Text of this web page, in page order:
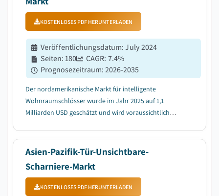
KOSTENLOSES PDF HERUNTERLADEN
Veröffentlichungsdatum:July 2024
Seiten:180 CAGR: 7.4%
Prognosezeitraum:2026-2035
Der nordamerikanische Markt für intelligente
Wohnraumschlösser wurde im Jahr 2025 auf 1,1
Milliarden USD geschätzt und wird voraussichtlich
im Wohnbereich....
Asien-Pazifik-Tür-Unsichtbare-
Scharniere-Markt
KOSTENLOSES PDF HERUNTERLADEN